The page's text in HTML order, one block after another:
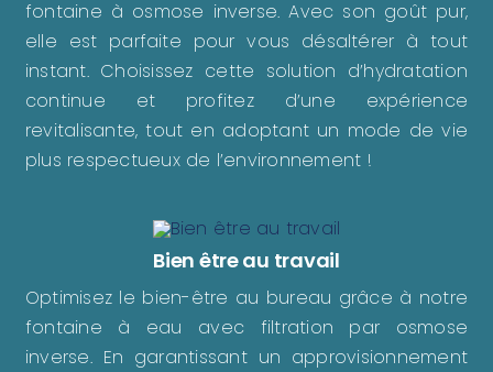
fontaine à osmose inverse. Avec son goût pur,
elle est parfaite pour vous désaltérer à tout
instant. Choisissez cette solution d’hydratation
continue et profitez d’une expérience
revitalisante, tout en adoptant un mode de vie
plus respectueux de l’environnement !
Bien être au travail
Optimisez le bien-être au bureau grâce à notre
fontaine à eau avec filtration par osmose
inverse. En garantissant un approvisionnement